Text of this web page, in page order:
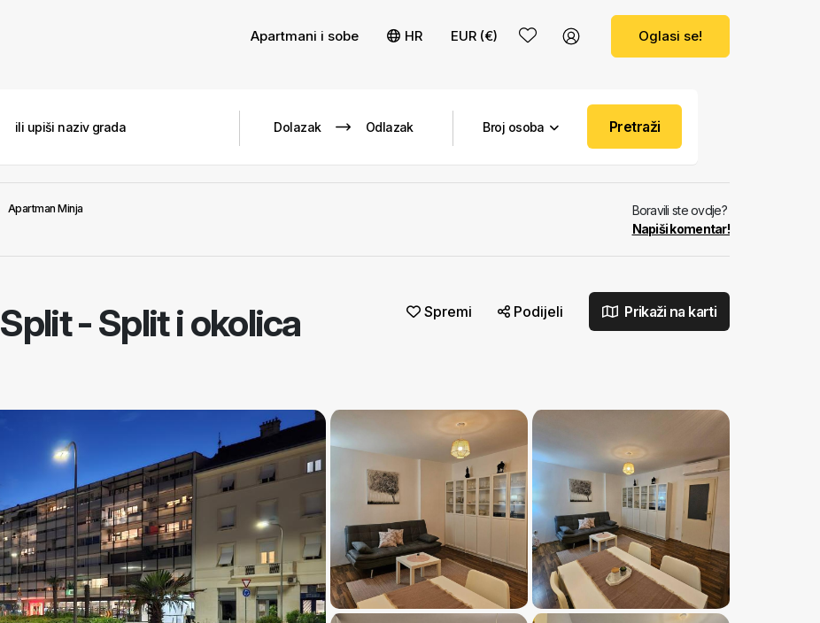
Apartmani i sobe HR EUR (€) Oglasi se!
Broj osoba Pretraži
Apartman Minja
Boravili ste ovdje?
Napiši komentar!
Split - Split i okolica Spremi Podijeli Prikaži na karti